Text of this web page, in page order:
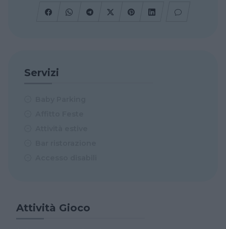
Servizi
Attività Gioco